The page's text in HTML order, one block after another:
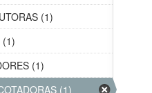
(1)
(1)
(1)
(1)